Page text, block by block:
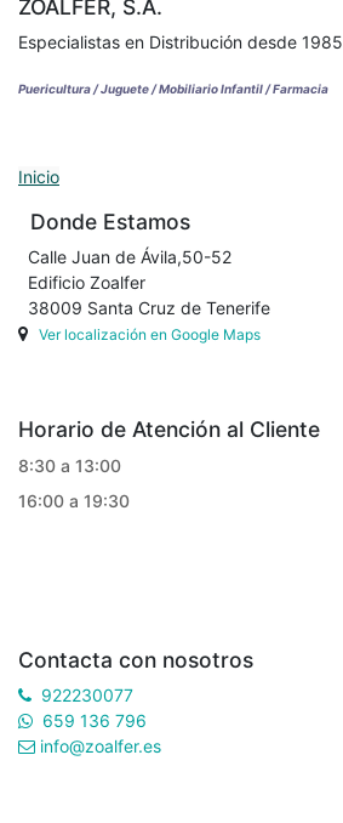
ZOALFER, S.A.
Especialistas en Distribución desde 1985
Puericultura / Juguete / Mobiliario Infantil / Farmacia
Inicio
Donde Estamos
Calle Juan de Ávila,50-52
Edificio Zoalfer
38009 Santa Cruz de Tenerife
Ver localización en Google Maps
Horario de Atención al Cliente
8:30 a 13:00
16:00 a 19:30
Contacta con nosotros
922230077
659 136 796
info@zoalfer.es